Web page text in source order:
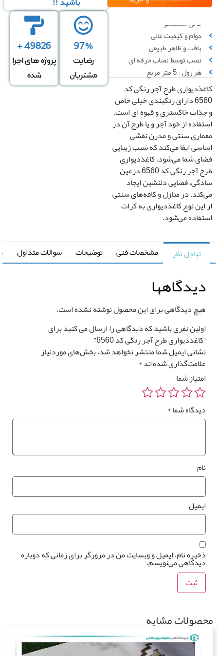
قابل شستشو
دوام و کیفیت عالی
بافت و ظاهر طبیعی
نصب توسط نصاب حرفه ای
هر رول : 5 متر مربع
رول
محاسبه بر
اساس متراژ
دیوار
محاسبه بر
اساس متراژ
منزل
تعداد رول
قیمت کل
0تومان
رزرو
*
طرح آجر رنگی کد
6560 دارای رنگبندی خیلی خاص
خاکستری و قهوه ای است.
از خود آجر و یا طرح آن در
سنتی و مدرن نقشی
ایفا می‌کند که سبب زیبایی
شما می‌شود. کاغذدیواری
طرح آجر رنگی کد 6560 درعین
فضایی دلنشین ایجاد
در منازل و کافه‌های سنتی
نوع کاغذدیواری به کرات
می‌شود.
97%
رضایت
مشتریان
49826 +
پروژه های اجرا
تبادل نظر مشخصات فنی توضیحات سوالات متداول
دیدگاهی برای این محصول نوشته نشده است.
نفری باشید که دیدگاهی را ارسال می کنید برای
طرح آجر رنگی کد 6560”
ایمیل شما منتشر نخواهد شد. بخش‌های موردنیاز
شده‌اند*
شما
شما*
نام، ایمیل و وبسایت من در مرورگر برای زمانی که دوباره
می‌نویسم.
مشابه